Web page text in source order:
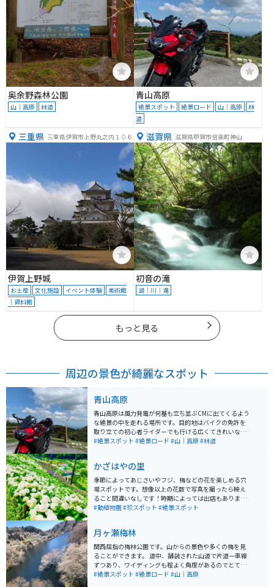
奥余野森林公園
山｜高原 林道
青山高原
絶景スポット 絶景ロード 山｜高原
林
道
三重県 三重県伊賀市上野丸之内１０６
伊賀上野城
お土産 文化施設 イベント体験
美術館
｜資料館
滋賀県 滋賀県甲賀市信楽町神山
初音の滝
湖｜川｜滝
もっと見る
周辺の景色が綺麗なスポット
青山高原
青山高原は風力発電が何基も立ち並ぶCMに出てくるよう
な絶景の中を走れる場所です。目的地はバイクの免許を
取り立ての初心者ライダーでも行ける広くてきれいな道
が続きます。道中には駐車場があり風力発電とバイクを
#絶景スポット #絶景ロード #山｜高原#林道
かざはやの里
季節によってあじさいやフジ、梅などの花を楽しめる穴
場スポットです。想像以上の花数で写真を撮ったら映え
ること間違いなしです！時期によっては出店もありま
す。芝生もあるので子供連れやペットを連れて行きたい
#動植物園#珍スポット #絶景スポット
月ヶ瀬梅林
関西屈指の梅林公園です。山からの景色や多くの梅を見
ることができます。 道中、舗装された山道で片道一車線
ずつあり、ワイディングも程よく角度があるのでとても
走っていて楽しい道です。 見頃シーズンになると、駐車
#絶景スポット #絶景ロード #山｜高原